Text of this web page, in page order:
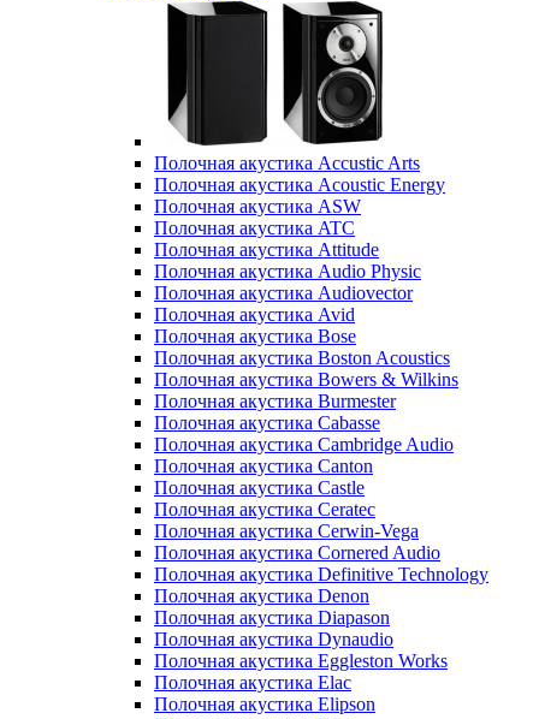
Полочная акустика Accustic Arts
Полочная акустика Acoustic Energy
Полочная акустика ASW
Полочная акустика ATC
Полочная акустика Attitude
Полочная акустика Audio Physic
Полочная акустика Audiovector
Полочная акустика Avid
Полочная акустика Bose
Полочная акустика Boston Acoustics
Полочная акустика Bowers & Wilkins
Полочная акустика Burmester
Полочная акустика Cabasse
Полочная акустика Cambridge Audio
Полочная акустика Canton
Полочная акустика Castle
Полочная акустика Ceratec
Полочная акустика Cerwin-Vega
Полочная акустика Cornered Audio
Полочная акустика Definitive Technology
Полочная акустика Denon
Полочная акустика Diapason
Полочная акустика Dynaudio
Полочная акустика Eggleston Works
Полочная акустика Elac
Полочная акустика Elipson